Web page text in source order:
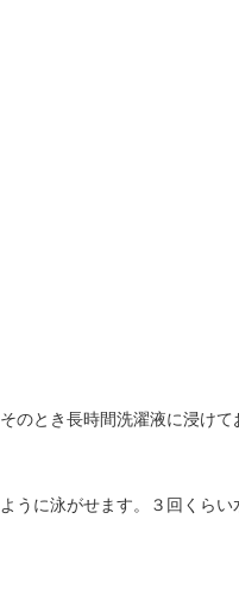
とき長時間洗濯液に浸け
に泳がせます。３回くらい